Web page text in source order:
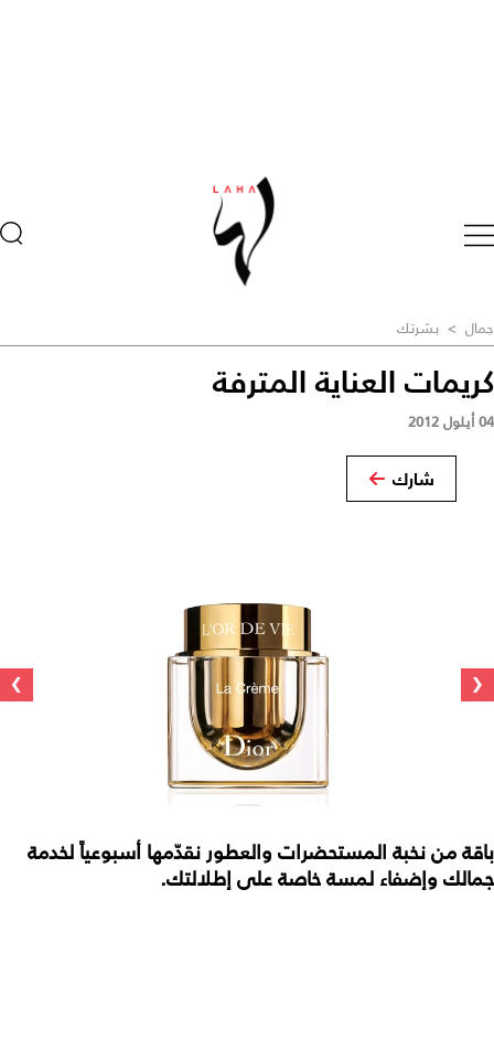
جمال > بشرتك
كريمات العناية المترفة
04 أيلول 2012
شارك
‹
›
باقة من نخبة المستحضرات والعطور نقدّمها أسبوعياً لخدمة
جمالك وإضفاء لمسة خاصة على إطلالتك.